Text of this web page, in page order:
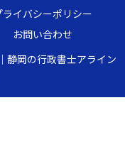
ライバシーポリシー
お問い合わせ
静岡の行政書士アライン